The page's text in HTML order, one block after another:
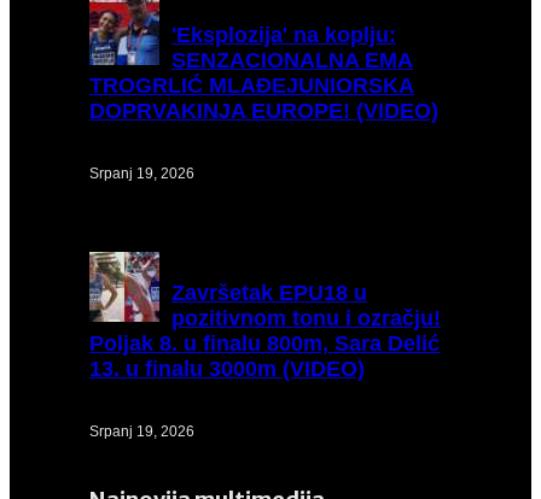
'Eksplozija' na koplju:
SENZACIONALNA EMA
TROGRLIĆ MLAĐEJUNIORSKA
DOPRVAKINJA EUROPE! (VIDEO)
Srpanj 19, 2026
Završetak EPU18 u
pozitivnom tonu i ozračju!
Poljak 8. u finalu 800m, Sara Delić
13. u finalu 3000m (VIDEO)
Srpanj 19, 2026